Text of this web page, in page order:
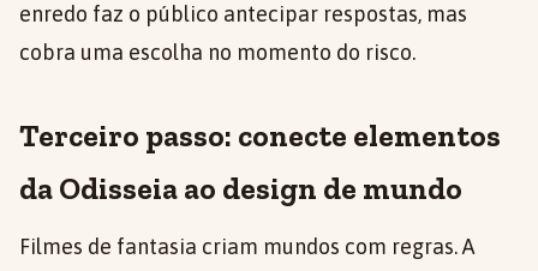
enredo faz o público antecipar respostas, mas
cobra uma escolha no momento do risco.
Terceiro passo: conecte elementos
da Odisseia ao design de mundo
Filmes de fantasia criam mundos com regras. A